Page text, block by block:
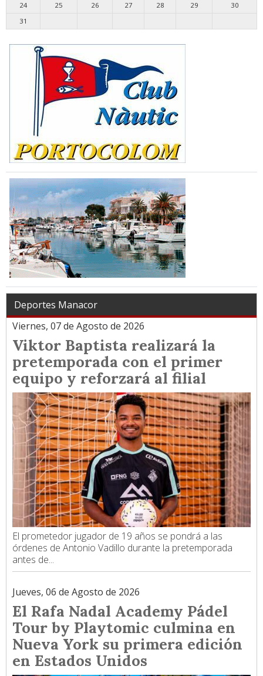
24 25 26 27 28 29
30
31
Deportes Manacor
Viernes, 07 de Agosto de 2026
Viktor Baptista realizará la
pretemporada con el primer
equipo y reforzará al filial
El prometedor jugador de 19 años se pondrá a las
órdenes de Antonio Vadillo durante la pretemporada
antes de...
Jueves, 06 de Agosto de 2026
El Rafa Nadal Academy Pádel
Tour by Playtomic culmina en
Nueva York su primera edición
en Estados Unidos